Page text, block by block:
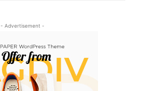
- Advertisement -